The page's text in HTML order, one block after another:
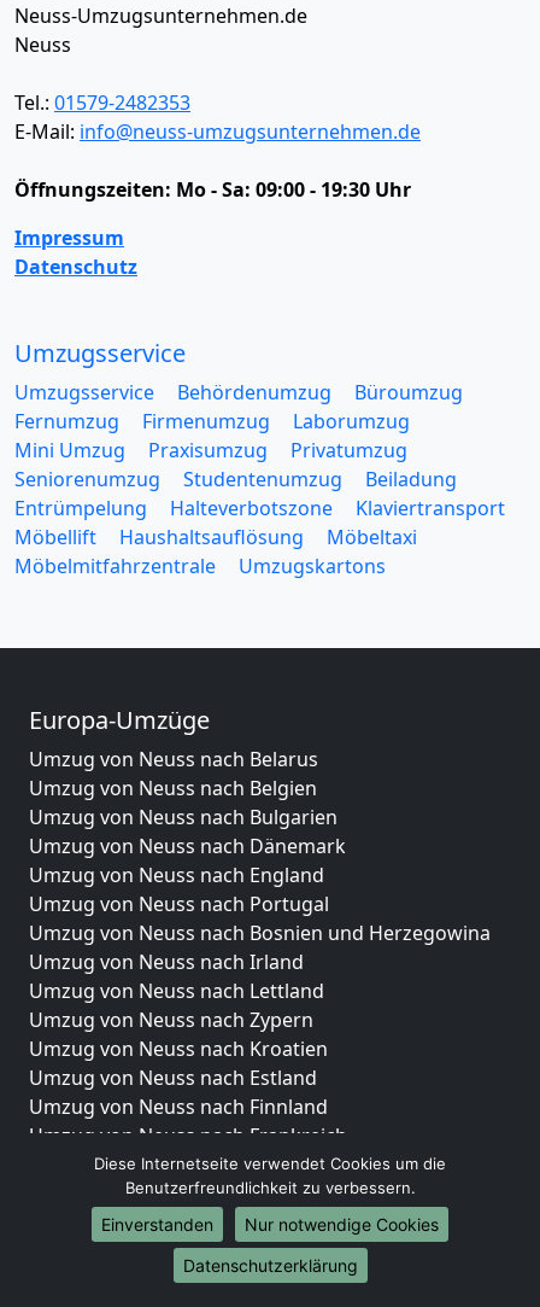
Neuss-Umzugsunternehmen.de
Neuss
Tel.: 01579-2482353
E-Mail: info@neuss-umzugsunternehmen.de
Öffnungszeiten: Mo - Sa: 09:00 - 19:30 Uhr
Impressum
Datenschutz
Umzugsservice
Umzugsservice Behördenumzug
Büroumzug
Fernumzug
Firmenumzug
Laborumzug
Mini Umzug
Praxisumzug
Privatumzug
Seniorenumzug
Studentenumzug
Beiladung
Entrümpelung
Halteverbotszone
Klaviertransport
Möbellift
Haushaltsauflösung
Möbeltaxi
Möbelmitfahrzentrale
Umzugskartons
Europa-Umzüge
Umzug von Neuss nach Belarus
Umzug von Neuss nach Belgien
Umzug von Neuss nach Bulgarien
Umzug von Neuss nach Dänemark
Umzug von Neuss nach England
Umzug von Neuss nach Portugal
Umzug von Neuss nach Bosnien und Herzegowina
Umzug von Neuss nach Irland
Umzug von Neuss nach Lettland
Umzug von Neuss nach Zypern
Umzug von Neuss nach Kroatien
Umzug von Neuss nach Estland
Umzug von Neuss nach Finnland
Umzug von Neuss nach Frankreich
Umzug von Neuss nach Griechenland
Umzug von Neuss nach Italien
Umzug von Neuss nach Liechtenstein
Umzug von Neuss nach Luxemburg
Umzug von Neuss nach Niederlande
Diese Internetseite verwendet Cookies um die
Benutzerfreundlichkeit zu verbessern.
Einverstanden
Nur notwendige Cookies
Datenschutzerklärung